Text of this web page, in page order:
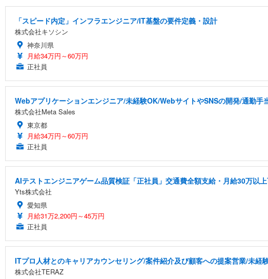
「スピード内定」インフラエンジニア/IT基盤の要件定義・設計
株式会社キソシン
神奈川県
月給34万円～60万円
正社員
Webアプリケーションエンジニア/未経験OK/WebサイトやSNSの開発/通勤手
株式会社Meta Sales
東京都
月給34万円～60万円
正社員
AIテストエンジニアゲーム品質検証「正社員」交通費全額支給・月給30万以
Yts株式会社
愛知県
月給31万2,200円～45万円
正社員
ITプロ人材とのキャリアカウンセリング/案件紹介及び顧客への提案営業/未経
株式会社TERAZ